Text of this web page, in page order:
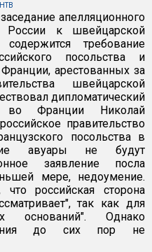
апелляционного
России к швейцарской
требование
посольства и
арестованных за
швейцарской
дипломатический
во Франции Николай
правительство
посольства в
авуары не будут
заявление посла
мере, недоумение.
российская сторона
так как для
оснований". Однако
до сих пор не